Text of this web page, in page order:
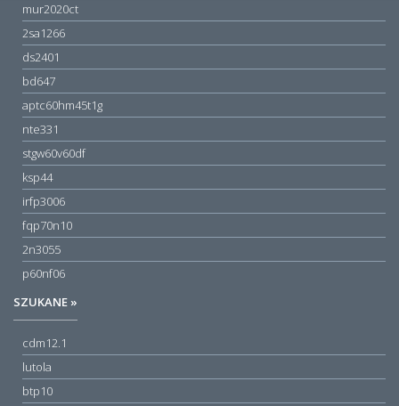
mur2020ct
2sa1266
ds2401
bd647
aptc60hm45t1g
nte331
stgw60v60df
ksp44
irfp3006
fqp70n10
2n3055
p60nf06
SZUKANE »
cdm12.1
lutola
btp10